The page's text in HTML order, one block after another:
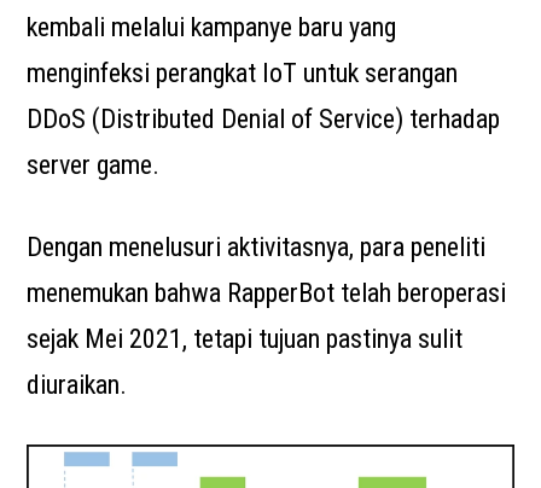
kembali melalui kampanye baru yang
menginfeksi perangkat IoT untuk serangan
DDoS (Distributed Denial of Service) terhadap
server game.
Dengan menelusuri aktivitasnya, para peneliti
menemukan bahwa RapperBot telah beroperasi
sejak Mei 2021, tetapi tujuan pastinya sulit
diuraikan.